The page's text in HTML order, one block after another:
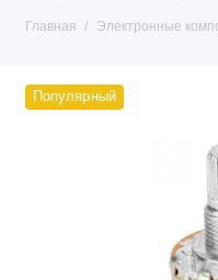
Главная Электронные
Кварцы
Кнопки и
Популярный